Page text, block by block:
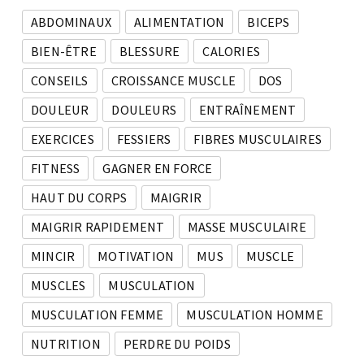
ABDOMINAUX ALIMENTATION
BICEPS
BIEN-ÊTRE
BLESSURE
CALORIES
CONSEILS
CROISSANCE MUSCLE
DOS
DOULEUR
DOULEURS
ENTRAÎNEMENT
EXERCICES
FESSIERS
FIBRES MUSCULAIRES
FITNESS
GAGNER EN FORCE
HAUT DU CORPS
MAIGRIR
MAIGRIR RAPIDEMENT
MASSE MUSCULAIRE
MINCIR
MOTIVATION MUS
MUSCLE
MUSCLES
MUSCULATION
MUSCULATION FEMME
MUSCULATION HOMME
NUTRITION
PERDRE DU POIDS